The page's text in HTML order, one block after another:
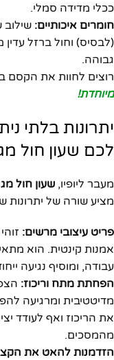
ככלי מדידה סמלי.
חומרים איכותיים:
(לבסיס) וחול ברזל
גבוהה.
רוצים לחוות את
מיוחדת!
יתרונות בלתי
לכם שעון חול
מעבר ליופיו, שעון חול מגנטי 60 שניות גדול בסיס
מציע שורה של יתרונות
פריט עיצובי מרשים:
אמנות קינטית. הוא
עבודה, ומוסיף נגיעה
הפחתת מתח וריכוז:
מדיטטיבית ומרגיעה
את הריכוז ואף לעודד
מהמסכים.
הזדמנות להאט את